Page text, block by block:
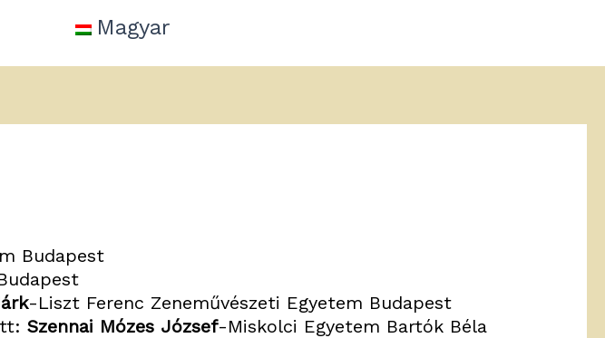
Magyar
Budapest
-Liszt Ferenc Zeneművészeti Egyetem Budapest
Szennai Mózes József-Miskolci Egyetem Bartók Béla